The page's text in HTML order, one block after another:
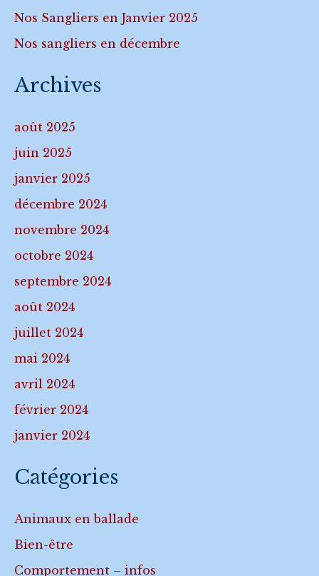
Nos Sangliers en Janvier 2025
Nos sangliers en décembre
Archives
août 2025
juin 2025
janvier 2025
décembre 2024
novembre 2024
octobre 2024
septembre 2024
août 2024
juillet 2024
mai 2024
avril 2024
février 2024
janvier 2024
Catégories
Animaux en ballade
Bien-être
Comportement – infos